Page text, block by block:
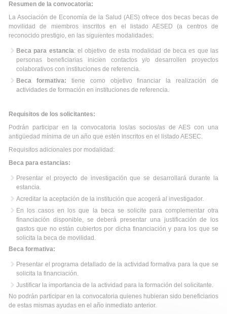
Resumen de la convocatoria:
La Asociación de Economía de la Salud (AES) ofrece dos becas becas de
movilidad de miembros inscritos en el listado AESED (a centros de
reconocido prestigio, en las siguientes modalidades:
Beca para estancia: el objetivo de esta modalidad de beca es que las
personas beneficiarias inicien contactos y/o desarrollen proyectos
colaborativos con instituciones de referencia.
Beca formativa: tiene como objetivo financiar la realización de
actividades de formación en instituciones de referencia.
Requisitos de los solicitantes:
Podrán participar en la convocatoria los/as socios/as de AES con una
antigüedad mínima de un año que estén inscritos en el listado AESEC.
Requisitos adicionales por modalidad:
Beca para estancias:
Presentar el proyecto de investigación que se desarrollará durante la
estancia.
Acreditar la aceptación de la institución que acogerá al investigador.
En los casos en los que la beca se solicite para complementar otra
financiación disponible, se deberá presentar una justificación de los
gastos que no están cubiertos por dicha financiación y para los que se
solicita la beca de movilidad.
Beca formativa:
Presentar el programa detallado de la actividad formativa para la que se
solicita la financiación.
Justificar la importancia de la actividad para la formación del solicitante.
No podrán participar en la convocatoria quienes hubieran sido beneficiarios
de estas mismas ayudas en el año inmediato anterior.